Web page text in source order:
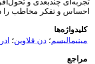
تجربه‌ای چندبعدی و
احساس و تفکر مخاطب را
کلیدواژه‌ها
مینیمالیسم؛ دن فلاوین؛
مراجع